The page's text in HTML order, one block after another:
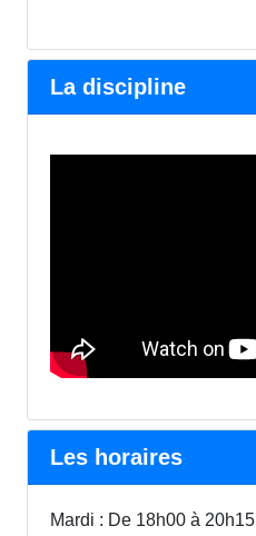
La discipline
Les horaires
Mardi : De 18h00 à 20h15